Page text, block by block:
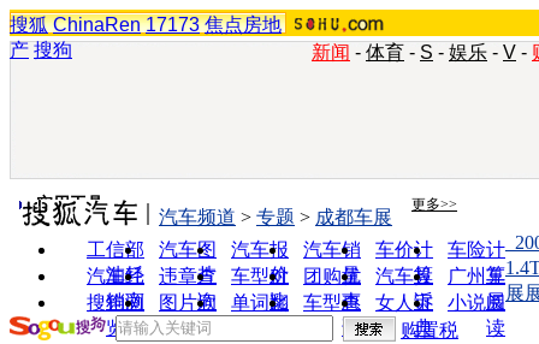
搜狐 ChinaRen 17173 焦点房地
产 搜狗 新闻 - 体育 - S - 娱乐 - V -
实用工具 更多>>
工信部
油耗
汽车图
片
汽车报
价
汽车销
量
车价计
算
车险计
算
汽车经
销商
违章查
询
车型对
比
团购优
惠
汽车投
诉
广州车
展
搜狗浏
览器
图片欣
赏
单词翻
车型查
询
女人宝
典
小说阅
读
汽车频道 > 专题 > 成都车展
展
购置税